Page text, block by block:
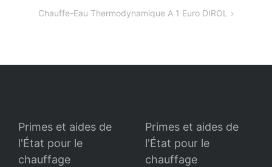
l’articleChauffe-Eau Thermodynamique A 1 Euro DIROL
Primes et aides de
l'État pour le
chauffage
Primes et aides de
l'État pour le
chauffage